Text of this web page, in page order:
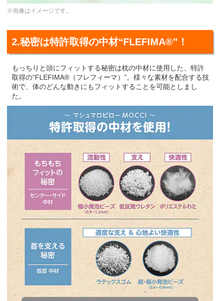
※画像はイメージです。
2.秘密は特許取得の中材“FLEFIMA®”！
もっちりと頭にフィットする秘密は枕の中材に使用した、特許
取得の“FLEFIMA®（フレフィーマ）”。様々な素材を配合する技
術で、体のどんな動きにもフィットすることを可能としまし
た。